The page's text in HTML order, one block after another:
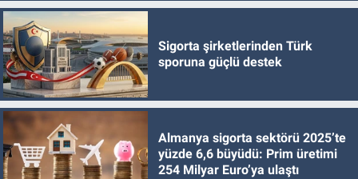
Sigorta şirketlerinden Türk
sporuna güçlü destek
Almanya sigorta sektörü 2025’te
yüzde 6,6 büyüdü: Prim üretimi
254 Milyar Euro’ya ulaştı